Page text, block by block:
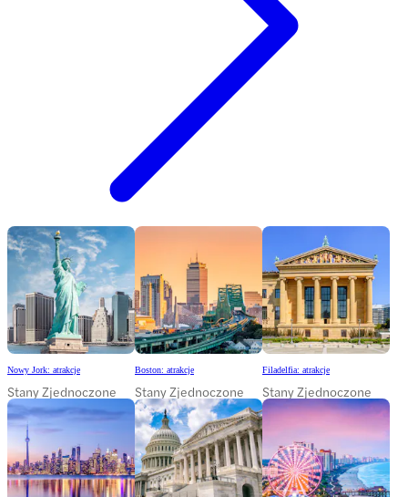
Nowy Jork: atrakcje
Stany Zjednoczone
Boston: atrakcje
Stany Zjednoczone
Filadelfia: atrakcje
Stany Zjednoczone